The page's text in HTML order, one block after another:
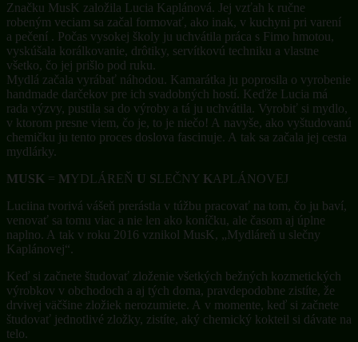
Značku MusK založila Lucia Kaplánová. Jej vzťah k ručne
robeným veciam sa začal formovať, ako inak, v kuchyni pri varení
a pečení . Počas vysokej školy ju uchvátila práca s Fimo hmotou,
vyskúšala korálkovanie, drôtiky, servítkovú techniku a vlastne
všetko, čo jej prišlo pod ruku.
Mydlá začala vyrábať náhodou. Kamarátka ju poprosila o vyrobenie
handmade darčekov pre ich svadobných hostí. Keďže Lucia má
rada výzvy, pustila sa do výroby a tá ju uchvátila. Vyrobiť si mydlo,
v ktorom presne viem, čo je, to je niečo! A navyše, ako vyštudovanú
chemičku ju tento proces doslova fascinuje. A tak sa začala jej cesta
mydlárky.
MUSK = MYDLÁREŇ U SLEČNY KAPLÁNOVEJ
Luciina tvorivá vášeň prerástla v túžbu pracovať na tom, čo ju baví,
venovať sa tomu viac a nie len ako koníčku, ale časom aj úplne
naplno. A tak v roku 2016 vznikol MusK, „Mydláreň u slečny
Kaplánovej“.
Keď si začnete študovať zloženie všetkých bežných kozmetických
výrobkov v obchodoch a aj tých doma, pravdepodobne zistíte, že
drvivej väčšine zložiek nerozumiete. A v momente, keď si začnete
študovať jednotlivé zložky, zistíte, aký chemický kokteil si dávate na
telo.